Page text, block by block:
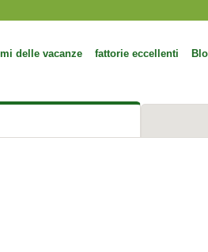
delle vacanze fattorie eccellenti